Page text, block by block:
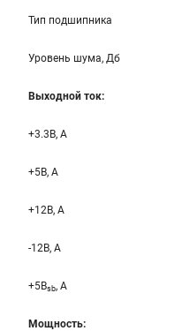
Тип подшипника
Уровень шума, Дб
Выходной ток:
+3.3B, А
+5B, А
+12B, A
-12B, A
+5Bsb, A
Мощность: